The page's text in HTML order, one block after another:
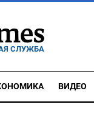
СЛУЖБА
ВИДЕО